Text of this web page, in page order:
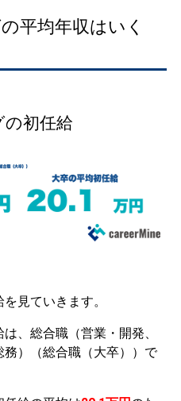
平均年収はいく
初任給
見ていきます。
、総合職（営業・開発、
）（総合職（大卒））で